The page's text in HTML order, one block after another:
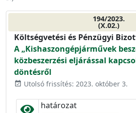
194/2023.
(X.02.)
Költségvetési és Pénzügyi
A „Kishaszongépjárművek
közbeszerzési eljárással
döntésről
event_available Utolsó frissítés: 2023. október 3.
határozat